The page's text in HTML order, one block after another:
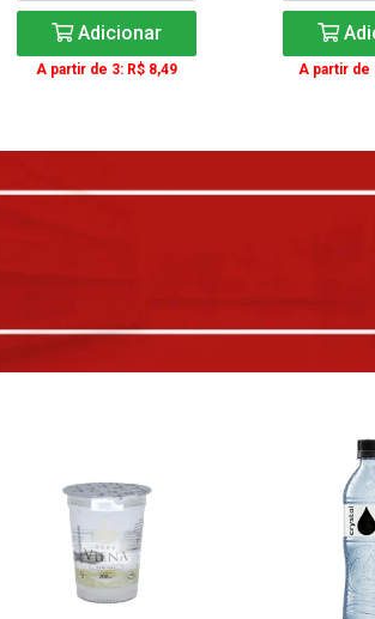
Adicionar
A partir de 3: R$ 8,49 A partir de